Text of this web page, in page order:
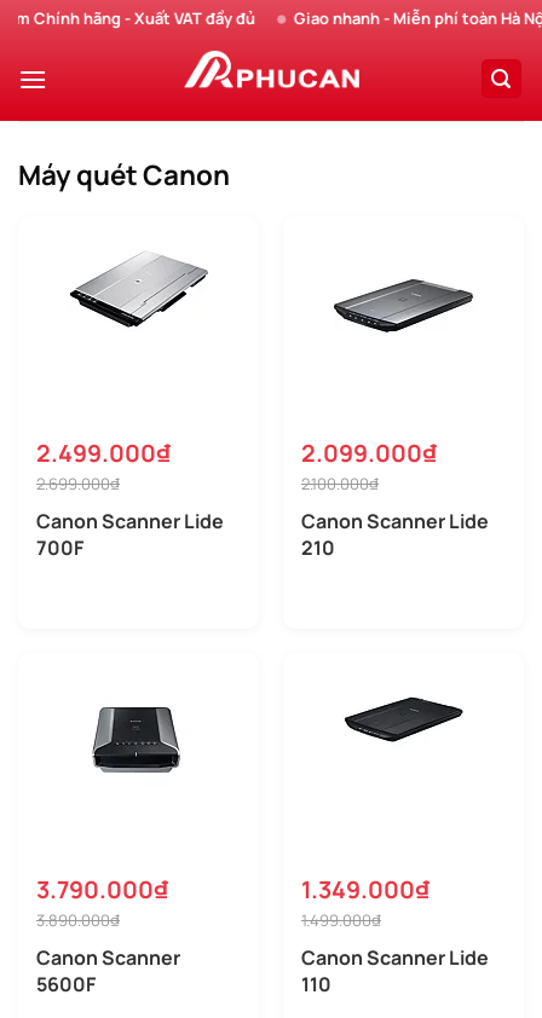
Chuyển
nội
Chính hãng - Xuất VAT đầy đủ Giao nhanh - Miễn phí toàn Hà Nội
Máy quét Canon
2.499.000₫
2.699.000₫
Canon Scanner Lide
700F
2.099.000₫
2.100.000₫
Canon Scanner Lide
210
3.790.000₫
3.890.000₫
Canon Scanner
5600F
1.349.000₫
1.499.000₫
Canon Scanner Lide
110